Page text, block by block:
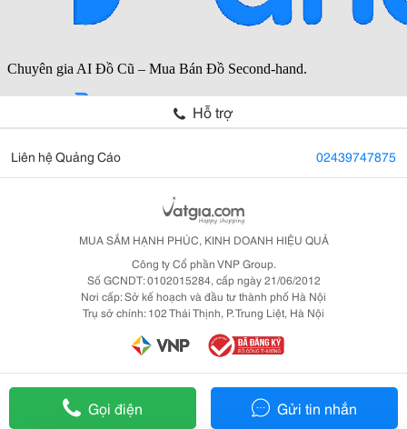
Gọi điện Gửi tin nhắn
Hỗ trợ
Liên hệ Quảng Cáo 02439747875
MUA SẮM HẠNH PHÚC, KINH DOANH HIỆU QUẢ
Công ty Cổ phần VNP Group.
Số GCNDT: 0102015284, cấp ngày 21/06/2012
Nơi cấp: Sở kế hoạch và đầu tư thành phố Hà Nội
Trụ sở chính: 102 Thái Thịnh, P. Trung Liệt, Hà Nội